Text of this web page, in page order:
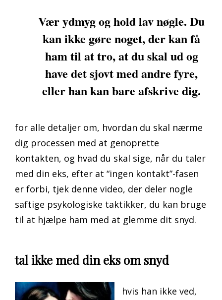
Vær ydmyg og hold lav nøgle. Du
kan ikke gøre noget, der kan få
ham til at tro, at du skal ud og
have det sjovt med andre fyre,
eller han kan bare afskrive dig.
for alle detaljer om, hvordan du skal nærme
dig processen med at genoprette
kontakten, og hvad du skal sige, når du taler
med din eks, efter at “ingen kontakt”-fasen
er forbi, tjek denne video, der deler nogle
saftige psykologiske taktikker, du kan bruge
til at hjælpe ham med at glemme dit snyd.
tal ikke med din eks om snyd
hvis han ikke ved,